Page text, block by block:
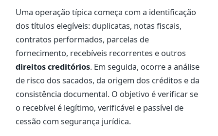
Uma operação típica começa com a identificação
dos títulos elegíveis: duplicatas, notas fiscais,
contratos performados, parcelas de
fornecimento, recebíveis recorrentes e outros
direitos creditórios. Em seguida, ocorre a análise
de risco dos sacados, da origem dos créditos e da
consistência documental. O objetivo é verificar se
o recebível é legítimo, verificável e passível de
cessão com segurança jurídica.